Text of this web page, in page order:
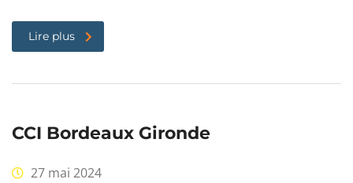
Lire plus
CCI Bordeaux Gironde
27 mai 2024